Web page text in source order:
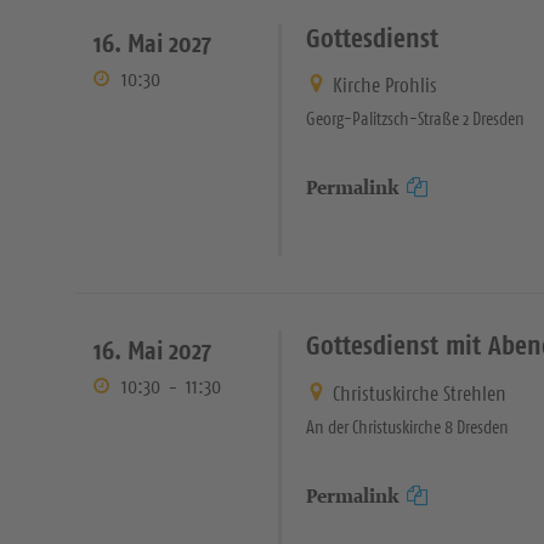
16. Mai 2027
10:30
Gottesdienst
Kirche Prohlis
Georg-Palitzsch-Straße 2 Dresden
Permalink
16. Mai 2027
10:30 - 11:30
Gottesdienst mit
Christuskirche Strehlen
An der Christuskirche 8 Dresden
Permalink